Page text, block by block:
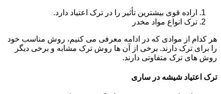
اراده قوی بیشترین تأثیر را در ترک اعتیاد دارد.
ترک انواع مواد مخدر
هر کدام از موادی که در ادامه معرفی می کنیم، روش مناسب خود
را برای ترک دارند. برخی از آن ها روش ترک مشابه و برخی دیگر
روش های ترک متفاوتی دارند.
ترک اعتیاد شیشه در ساری